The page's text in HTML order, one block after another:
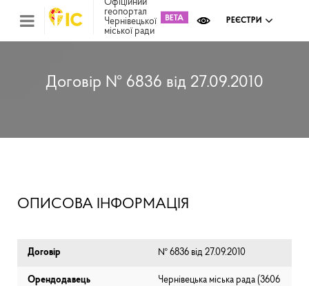
Офіційний
геопортал
Чернівецької
міської ради
РЕЄСТРИ
Договір № 6836 від 27.09.2010
ОПИСОВА ІНФОРМАЦІЯ
Договір № 6836 від 27.09.2010
Орендодавець
Чернівецька міська рада (⁨3606